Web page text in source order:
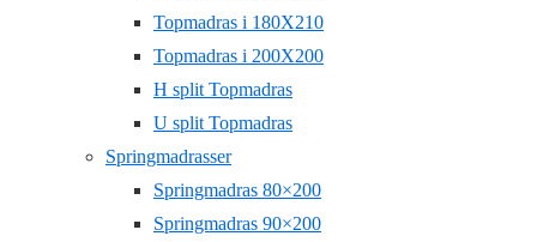
Topmadras i 180X210
Topmadras i 200X200
H split Topmadras
U split Topmadras
Springmadrasser
Springmadras 80×200
Springmadras 90×200